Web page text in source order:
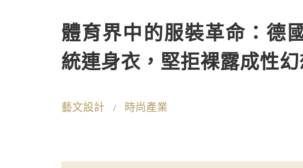
體育界中的服裝革命：德
統連身衣，堅拒裸露成性
藝文設計 時尚產業